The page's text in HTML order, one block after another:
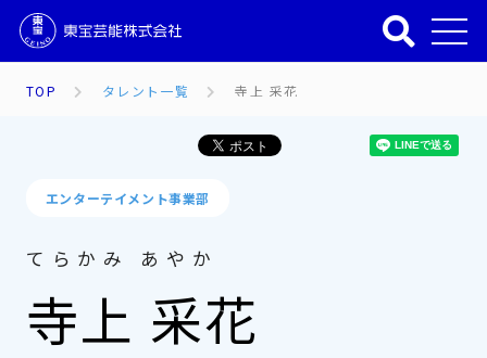
TOP タレント一覧 寺上 采花
エンターテイメント事業部
てらかみ あやか
寺上 采花